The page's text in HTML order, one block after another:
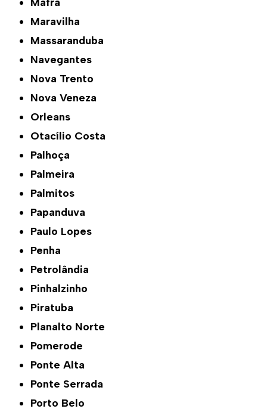
Mafra
Maravilha
Massaranduba
Navegantes
Nova Trento
Nova Veneza
Orleans
Otacílio Costa
Palhoça
Palmeira
Palmitos
Papanduva
Paulo Lopes
Penha
Petrolândia
Pinhalzinho
Piratuba
Planalto Norte
Pomerode
Ponte Alta
Ponte Serrada
Porto Belo